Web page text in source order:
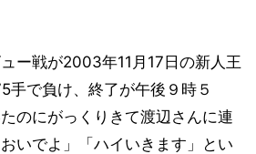
ー戦が2003年11月17日の新人王
手で負け、終了が午後９時５
のにがっくりきて渡辺さんに連
いでよ」「ハイいきます」とい